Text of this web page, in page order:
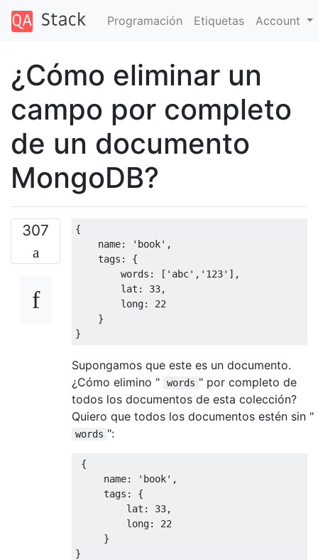
Programación Etiquetas Account
¿Cómo eliminar un
campo por completo
de un documento
MongoDB?
307
{
    name
: 'book' ,
    tags
:
{
        words
: [ 'abc' , '123' ],
        lat
: 33,
long:
22
}
}
Supongamos que este es un documento.
¿Cómo elimino "
words " por completo de
todos los documentos de esta colección?
Quiero que todos los documentos estén sin "
words ":
{
     name
: 'book' ,
     tags
:
{
         lat
: 33,
long:
22
}
}